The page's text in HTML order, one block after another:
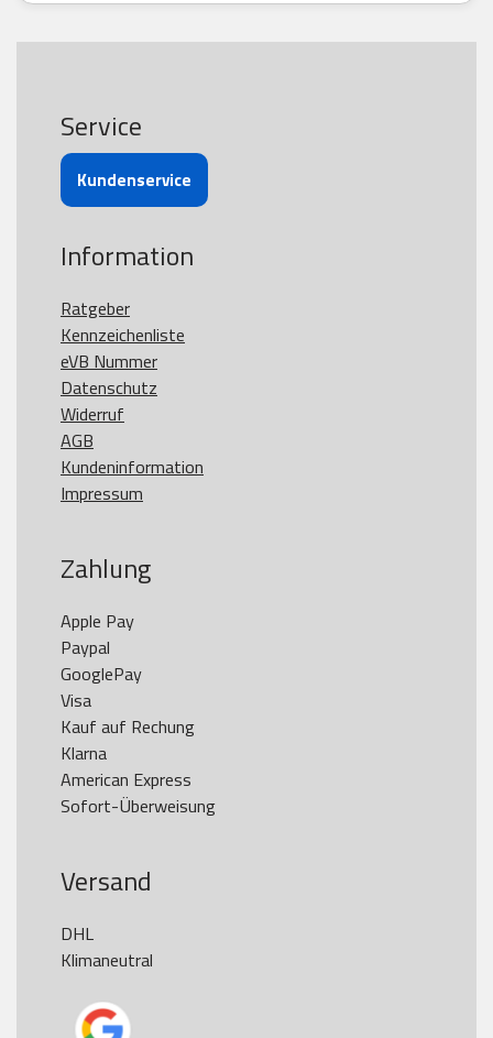
Service
Kundenservice
Information
Ratgeber
Kennzeichenliste
eVB Nummer
Datenschutz
Widerruf
AGB
Kundeninformation
Impressum
Zahlung
Apple Pay
Paypal
GooglePay
Visa
Kauf auf Rechung
Klarna
American Express
Versand
DHL
Klimaneutral